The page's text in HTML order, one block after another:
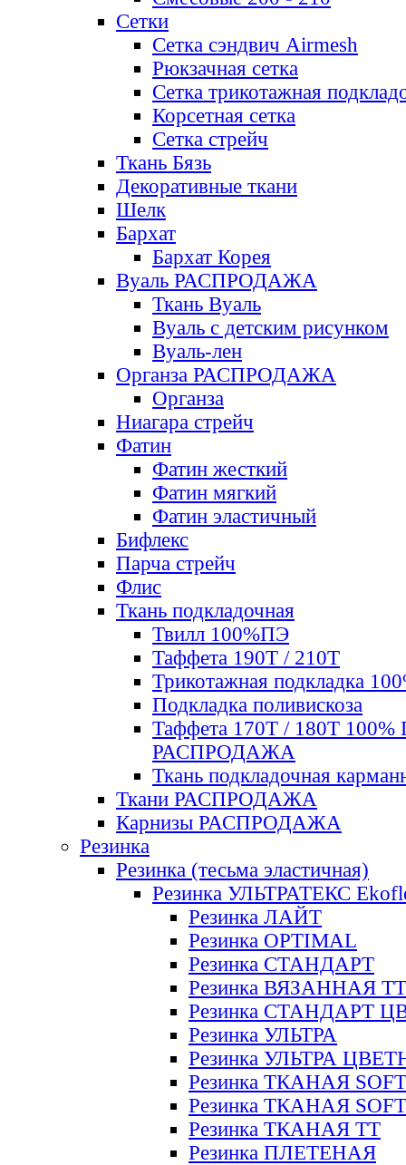
Сетки
Сетка сэндвич Airmesh
Рюкзачная сетка
Сетка трикотажная
Корсетная сетка
Сетка стрейч
Ткань Бязь
Декоративные ткани
Шелк
Бархат
Бархат Корея
Вуаль РАСПРОДАЖА
Ткань Вуаль
Вуаль с детским рисунком
Вуаль-лен
Органза РАСПРОДАЖА
Органза
Ниагара стрейч
Фатин
Фатин жесткий
Фатин мягкий
Фатин элаcтичный
Бифлекс
Парча стрейч
Флис
Ткань подкладочная
Твилл 100%ПЭ
Таффета 190Т / 210Т
Трикотажная подкладка
Подкладка поливискоза
Таффета 170Т / 180Т 100%
РАСПРОДАЖА
Ткань подкладочная
Ткани РАСПРОДАЖА
Карнизы РАСПРОДАЖА
Резинка
Резинка (тесьма эластичная)
Резинка УЛЬТРАТЕКС
Резинка ЛАЙТ
Резинка OPTIMAL
Резинка СТАНДАРТ
Резинка ВЯЗАННАЯ ТТ
Резинка СТАНДАРТ
Резинка УЛЬТРА
Резинка УЛЬТРА
Резинка ТКАНАЯ SOFT
Резинка ТКАНАЯ
Резинка ТКАНАЯ ТТ
Резинка ПЛЕТЕНАЯ